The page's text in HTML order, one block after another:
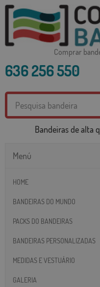
Comprar
636 256 550
Bandeiras de alta
Menú
HOME
BANDEIRAS DO MUNDO
PACKS DO BANDEIRAS
BANDEIRAS PERSONALIZADAS
MEDIDAS E VESTUÁRIO
GALERIA